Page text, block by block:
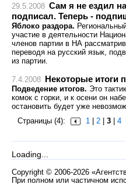
29.5.2008 Сам я не ездил
подписал. Теперь -
Яблоко раздора.
участие в деятельности
членов партии в НА
переводя на русский язык,
из партии.
7.4.2008 Некоторые итоги
Подведение итогов. Это
комок с горки, и к осени он
остановить будет уже
Страницы (4):
1 2 3 4
Loading...
Copyright © 2006-2026
При полном или частичном